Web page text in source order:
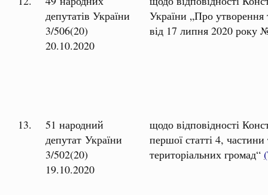
депутатів України
3/506(20)
20.10.2020
України „Про утворення
від 17 липня 2020 року
13.
51 народний
депутат України
3/502(20)
19.10.2020
щодо відповідності
першої статті 4,
територіальних громад“